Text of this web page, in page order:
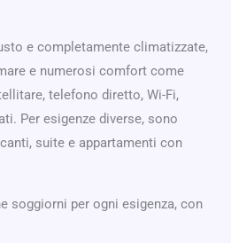
e completamente climatizzate,
e numerosi comfort come
telefono diretto, Wi-Fi,
Per esigenze diverse, sono
suite e appartamenti con
soggiorni per ogni esigenza, con